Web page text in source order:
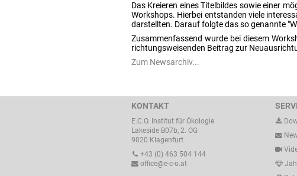
Das Kreieren eines Titelbildes sowie einer
Workshops. Hierbei entstanden viele
darstellten. Darauf folgte das so genannte
Zusammenfassend wurde bei diesem
richtungsweisenden Beitrag zur
Zum Newsarchiv...
KONTAKT
E.C.O. Institut für Ökologie
Lakeside B07b, 2. OG
9020 Klagenfurt
+43 (0) 463 504 144
office@e-c-o.at